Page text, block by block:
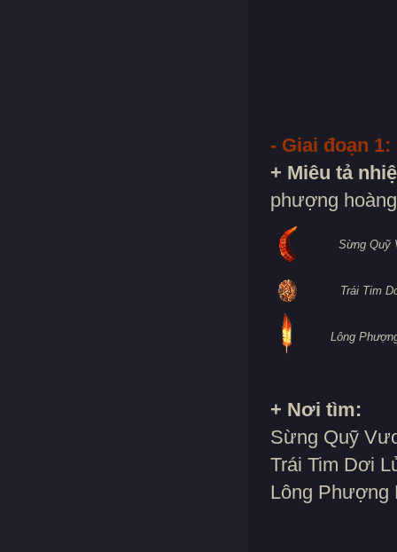
- Giai đoạn 1:
+ Miêu tả
phượng
Sừng Quỹ
Trái Tim
Lông
+ Nơi tìm:
Sừng Quỹ
Trái Tim Dơi
Lông Phượng